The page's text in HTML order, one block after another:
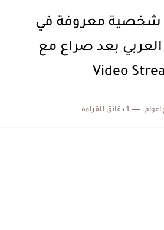
شخصية معروفة في
بعد صراع مع
1 دقائق للقراءة